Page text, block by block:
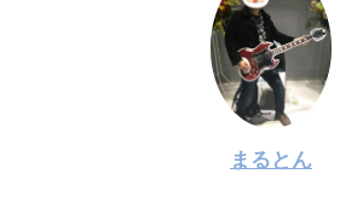
まるとん